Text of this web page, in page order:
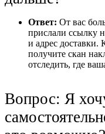
Ответ: От вас
прислали ссылку
и адрес доставки.
получите скан
отследить, где
Вопрос: Я